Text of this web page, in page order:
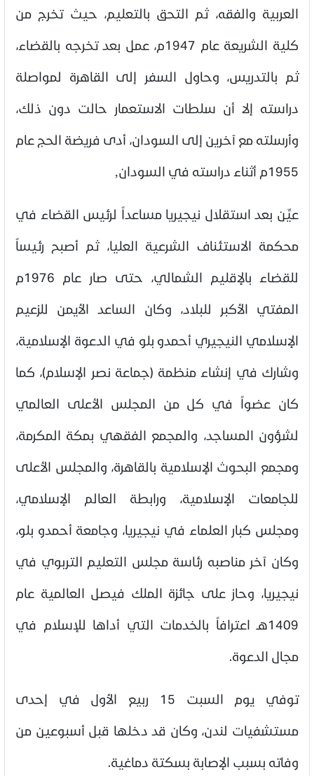
العربية والفقه، ثم التحق بالتعليم، حيث تخرج من
كلية الشريعة عام 1947م، عمل بعد تخرجه بالقضاء،
ثم بالتدريس، وحاول السفر إلى القاهرة لمواصلة
دراسته إلا أن سلطات الاستعمار حالت دون ذلك،
وأرسلته مع آخرين إلى السودان، أدى فريضة الحج عام
1955م أثناء دراسته في السودان,
عيِّن بعد استقلال نيجيريا مساعداً لرئيس القضاء في
محكمة الاستئناف الشرعية العليا، ثم أصبح رئيساً
للقضاء بالإقليم الشمالي، حتى صار عام 1976م
المفتي الأكبر للبلاد، وكان الساعد الأيمن للزعيم
الإسلامي النيجيري أحمدو بلو في الدعوة الإسلامية،
وشارك في إنشاء منظمة (جماعة نصر الإسلام)، كما
كان عضواً في كل من المجلس الأعلى العالمي
لشؤون المساجد، والمجمع الفقهي بمكة المكرمة،
ومجمع البحوث الإسلامية بالقاهرة، والمجلس الأعلى
للجامعات الإسلامية، ورابطة العالم الإسلامي،
ومجلس كبار العلماء في نيجيريا، وجامعة أحمدو بلو،
وكان آخر مناصبه رئاسة مجلس التعليم التربوي في
نيجيريا، وحاز على جائزة الملك فيصل العالمية عام
1409هـ اعترافاً بالخدمات التي أداها للإسلام في
مجال الدعوة.
توفي يوم السبت 15 ربيع الأول في إحدى
مستشفيات لندن، وكان قد دخلها قبل أسبوعين من
وفاته بسبب الإصابة بسكتة دماغية.